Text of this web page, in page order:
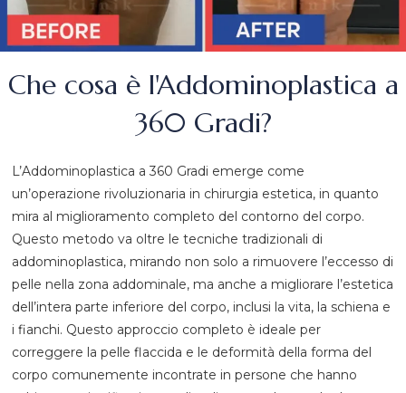
Che cosa è l'Addominoplastica a
360 Gradi?
L’Addominoplastica a 360 Gradi emerge come
un’operazione rivoluzionaria in chirurgia estetica, in quanto
mira al miglioramento completo del contorno del corpo.
Questo metodo va oltre le tecniche tradizionali di
addominoplastica, mirando non solo a rimuovere l’eccesso di
pelle nella zona addominale, ma anche a migliorare l’estetica
dell’intera parte inferiore del corpo, inclusi la vita, la schiena e
i fianchi. Questo approccio completo è ideale per
correggere la pelle flaccida e le deformità della forma del
corpo comunemente incontrate in persone che hanno